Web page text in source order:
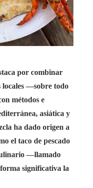
por combinar
locales —sobre todo
métodos e
asiática y
ha dado origen a
el taco de pescado
—llamado
significativa la